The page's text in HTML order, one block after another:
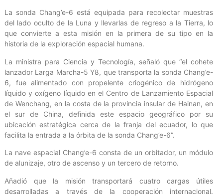
La sonda Chang’e-6 está equipada para recolectar muestras
del lado oculto de la Luna y llevarlas de regreso a la Tierra, lo
que convierte a esta misión en la primera de su tipo en la
historia de la exploración espacial humana.
La ministra para Ciencia y Tecnología, señaló que “el cohete
lanzador Larga Marcha-5 Y8, que transporta la sonda Chang’e-
6, fue alimentado con propelente criogénico de hidrógeno
líquido y oxígeno líquido en el Centro de Lanzamiento Espacial
de Wenchang, en la costa de la provincia insular de Hainan, en
el sur de China, definida este espacio geográfico por su
ubicación estratégica cerca de la franja del ecuador, lo que
facilita la entrada a la órbita de la sonda Chang’e-6”.
La nave espacial Chang’e-6 consta de un orbitador, un módulo
de alunizaje, otro de ascenso y un tercero de retorno.
Añadió que la misión transportará cuatro cargas útiles
desarrolladas a través de la cooperación internacional.